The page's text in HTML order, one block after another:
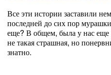
Все эти истории заставили
последней до сих пор
еще? В общем, была у нас еще
не такая страшная, но
знатно.